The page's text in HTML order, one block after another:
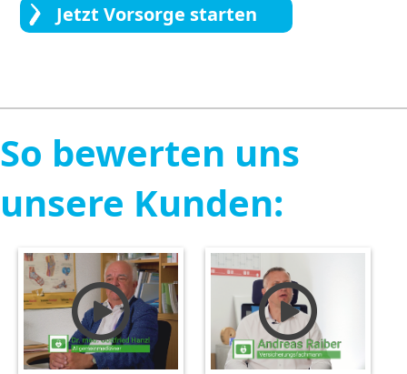
Jetzt Vorsorge starten
So bewerten uns
unsere Kunden: